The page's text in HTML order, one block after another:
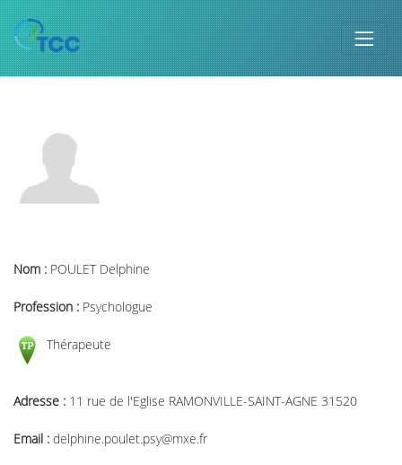
Nom : POULET Delphine
Profession : Psychologue
Thérapeute
Adresse : 11 rue de l'Eglise RAMONVILLE-SAINT-AGNE 31520
Email : delphine.poulet.psy@mxe.fr